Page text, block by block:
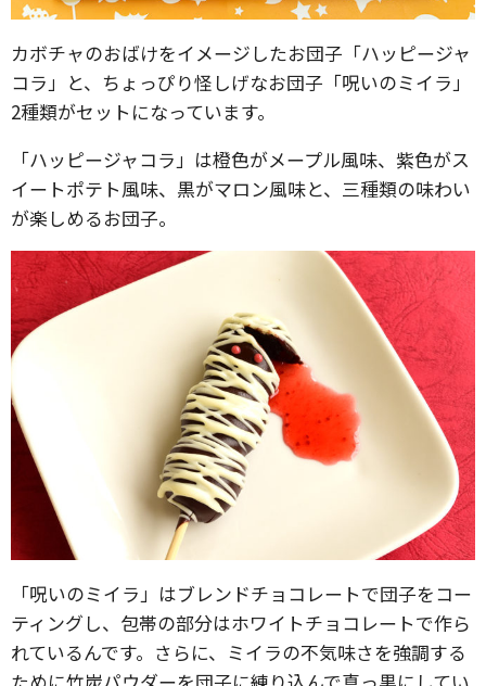
カボチャのおばけをイメージしたお団子「ハッピージャ
コラ」と、ちょっぴり怪しげなお団子「呪いのミイラ」
2種類がセットになっています。
「ハッピージャコラ」は橙色がメープル風味、紫色がス
イートポテト風味、黒がマロン風味と、三種類の味わい
が楽しめるお団子。
「呪いのミイラ」はブレンドチョコレートで団子をコー
ティングし、包帯の部分はホワイトチョコレートで作ら
れているんです。さらに、ミイラの不気味さを強調する